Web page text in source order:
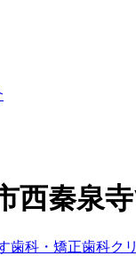
西秦泉